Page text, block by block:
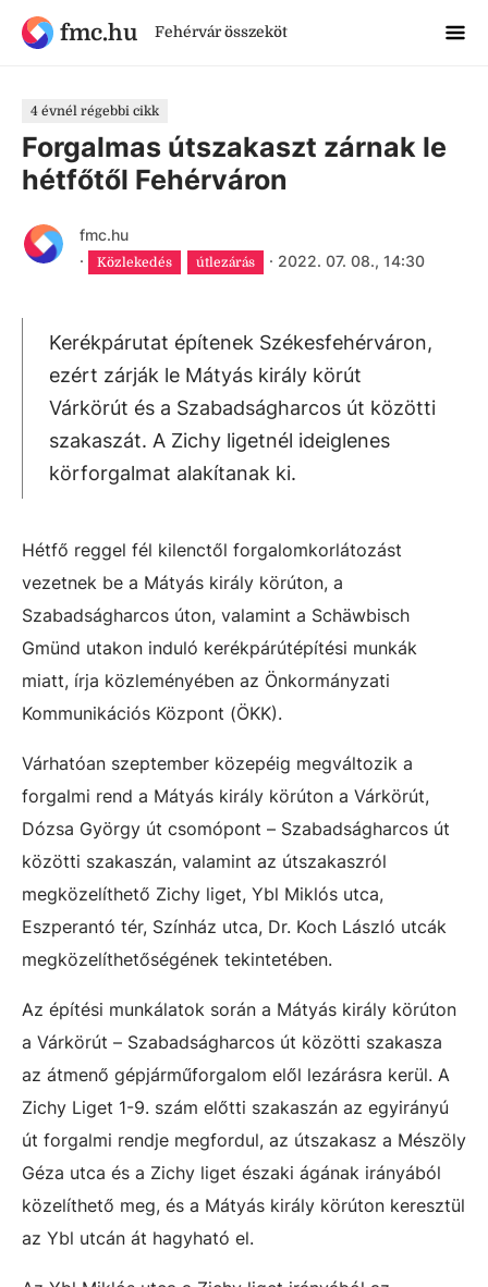
fmc.hu Fehérvár összeköt
4 évnél régebbi cikk
Forgalmas útszakaszt zárnak le
hétfőtől Fehérváron
fmc.hu
·
Közlekedés útlezárás · 2022. 07. 08., 14:30
Kerékpárutat építenek Székesfehérváron,
ezért zárják le Mátyás király körút
Várkörút és a Szabadságharcos út közötti
szakaszát. A Zichy ligetnél ideiglenes
körforgalmat alakítanak ki.
Hétfő reggel fél kilenctől forgalomkorlátozást
vezetnek be a Mátyás király körúton, a
Szabadságharcos úton, valamint a Schäwbisch
Gmünd utakon induló kerékpárútépítési munkák
miatt, írja közleményében az Önkormányzati
Kommunikációs Központ (ÖKK).
Várhatóan szeptember közepéig megváltozik a
forgalmi rend a Mátyás király körúton a Várkörút,
Dózsa György út csomópont – Szabadságharcos út
közötti szakaszán, valamint az útszakaszról
megközelíthető Zichy liget, Ybl Miklós utca,
Eszperantó tér, Színház utca, Dr. Koch László utcák
megközelíthetőségének tekintetében.
Az építési munkálatok során a Mátyás király körúton
a Várkörút – Szabadságharcos út közötti szakasza
az átmenő gépjárműforgalom elől lezárásra kerül. A
Zichy Liget 1-9. szám előtti szakaszán az egyirányú
út forgalmi rendje megfordul, az útszakasz a Mészöly
Géza utca és a Zichy liget északi ágának irányából
közelíthető meg, és a Mátyás király körúton keresztül
az Ybl utcán át hagyható el.